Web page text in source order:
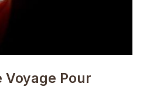
Voyage Pour